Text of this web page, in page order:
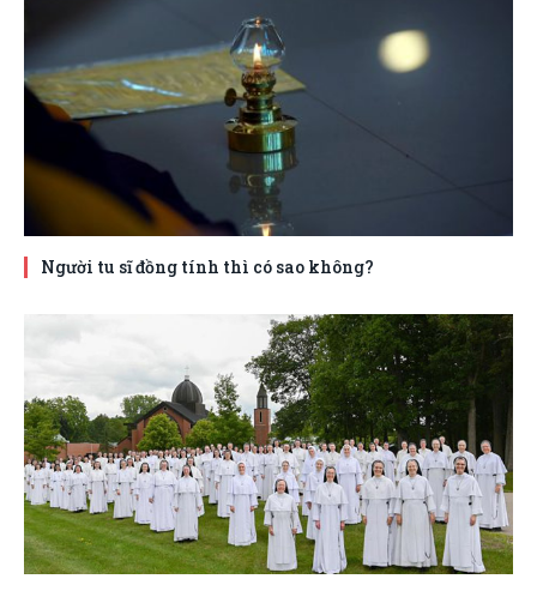
Người tu sĩ đồng tính thì có sao không?